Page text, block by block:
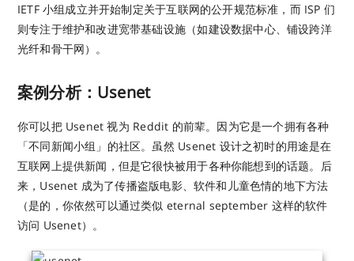
IETF 小组成立并开始制定关于互联网的公开规范标准，而 ISP 们
则专注于维护和改进宽带基础设施（如建设数据中心、铺设跨洋
光纤和骨干网）。
案例分析：Usenet
你可以把 Usenet 视为 Reddit 的前辈。因为它是一个拥有各种
「不同新闻小组」的社区。虽然 Usenet 设计之初时的用途是在
互联网上提供新闻，但是它很快被用于各种你能想到的话题。后
来，Usenet 成为了传播盗版电影、软件和儿童色情的地下方法
（是的，你依然可以通过类似 eternal september 这样的软件
访问 Usenet）。